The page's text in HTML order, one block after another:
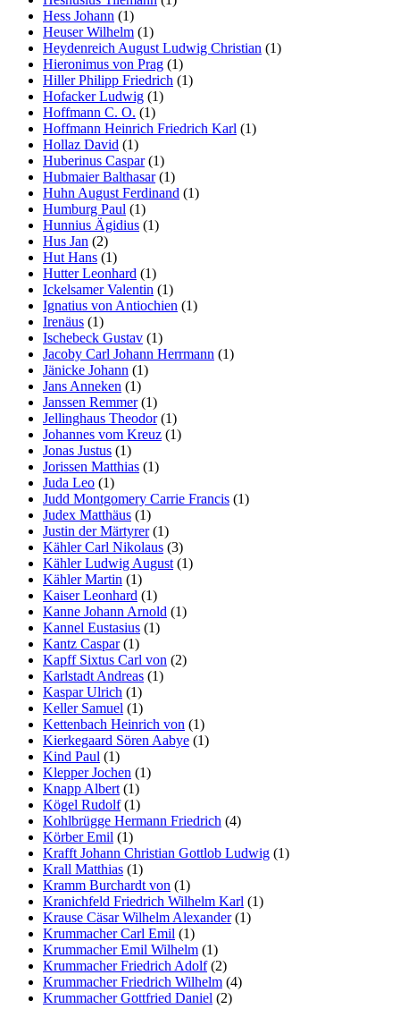
Hess Johann (1)
Heuser Wilhelm (1)
Heydenreich August Ludwig Christian (1)
Hieronimus von Prag (1)
Hiller Philipp Friedrich (1)
Hofacker Ludwig (1)
Hoffmann C. O. (1)
Hoffmann Heinrich Friedrich Karl (1)
Hollaz David (1)
Huberinus Caspar(1)
Hubmaier Balthasar(1)
Huhn August Ferdinand (1)
Humburg Paul (1)
Hunnius Ägidius (1)
Hus Jan (2)
Hut Hans (1)
Hutter Leonhard (1)
Ickelsamer Valentin (1)
Ignatius von Antiochien (1)
Irenäus (1)
Ischebeck Gustav (1)
Jacoby Carl Johann Herrmann (1)
Jänicke Johann (1)
Jans Anneken (1)
Janssen Remmer(1)
Jellinghaus Theodor(1)
Johannes vom Kreuz (1)
Jonas Justus (1)
Jorissen Matthias (1)
Juda Leo (1)
Judd Montgomery Carrie Francis (1)
Judex Matthäus (1)
Justin der Märtyrer(1)
Kähler Carl Nikolaus (3)
Kähler Ludwig August (1)
Kähler Martin (1)
Kaiser Leonhard (1)
Kanne Johann Arnold (1)
Kannel Eustasius (1)
Kantz Caspar(1)
Kapff Sixtus Carl von (2)
Karlstadt Andreas (1)
Kaspar Ulrich (1)
Keller Samuel (1)
Kettenbach Heinrich von (1)
Kierkegaard Sören Aabye (1)
Kind Paul (1)
Klepper Jochen (1)
Knapp Albert (1)
Kögel Rudolf(1)
Kohlbrügge Hermann Friedrich (4)
Körber Emil (1)
Krafft Johann Christian Gottlob Ludwig (1)
Krall Matthias (1)
Kramm Burchardt von (1)
Kranichfeld Friedrich Wilhelm Karl (1)
Krause Cäsar Wilhelm Alexander(1)
Krummacher Carl Emil (1)
Krummacher Emil Wilhelm (1)
Krummacher Friedrich Adolf(2)
Krummacher Friedrich Wilhelm (4)
Krummacher Gottfried Daniel (2)